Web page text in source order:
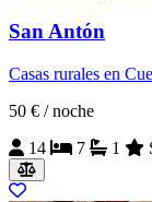
San Antón
Casas rurales en
50 € / noche
14
7 1